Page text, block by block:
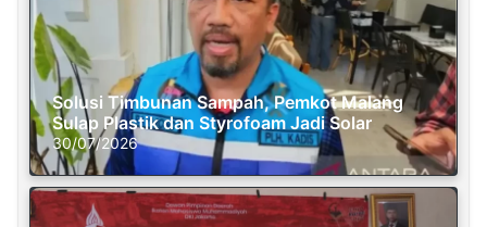
Solusi Timbunan Sampah, Pemkot Malang
Sulap Plastik dan Styrofoam Jadi Solar
30/07/2026